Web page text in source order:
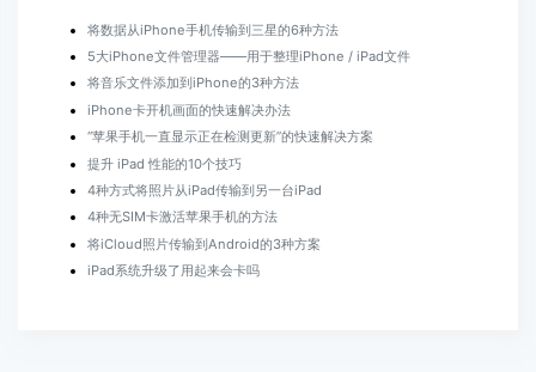
将数据从iPhone手机传输到三星的6种方法
5大iPhone文件管理器——用于整理iPhone / iPad文件
将音乐文件添加到iPhone的3种方法
iPhone卡开机画面的快速解决办法
“苹果手机一直显示正在检测更新”的快速解决方案
提升 iPad 性能的10个技巧
4种方式将照片从iPad传输到另一台iPad
4种无SIM卡激活苹果手机的方法
将iCloud照片传输到Android的3种方案
iPad系统升级了用起来会卡吗